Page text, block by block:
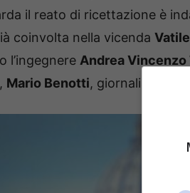
il reato di ricettazione è
coinvolta nella vicenda
l’ingegnere Andrea Vincenzo
Mario Benotti, giornalista in